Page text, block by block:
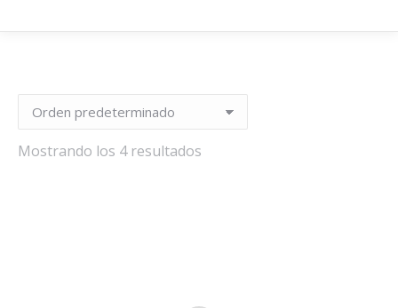
Mostrando los 4 resultados